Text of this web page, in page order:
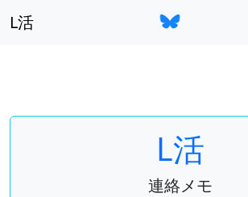
L活
L活
連絡メモ